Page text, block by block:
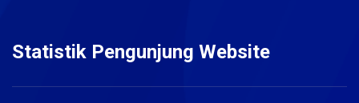
Statistik Pengunjung Website